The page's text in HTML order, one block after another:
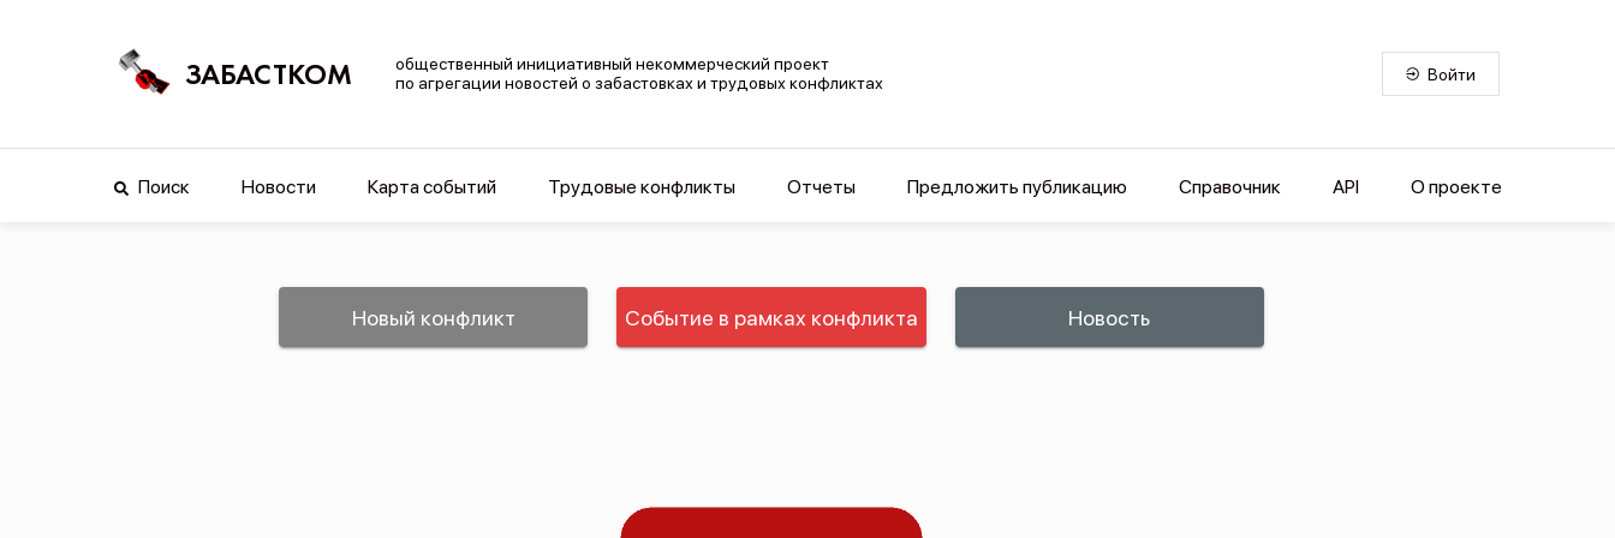
ЗАБАСТКОМ
общественный инициативный некоммерческий проект
по агрегации новостей о забастовках и трудовых конфликтах
Войти
Поиск Новости Карта событий Трудовые конфликты Отчеты Предложить публикацию Справочник API О проекте
Новый конфликт Событие в рамках конфликта Новость